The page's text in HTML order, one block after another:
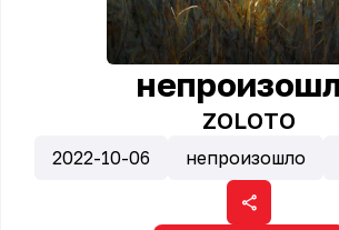
ZOLOTO
2022-10-06 непроизошло